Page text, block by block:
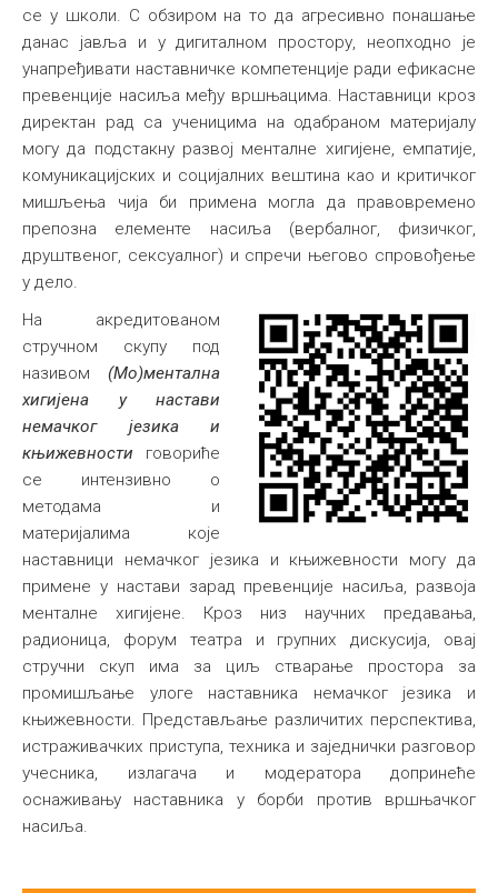
се у школи. С обзиром на то да агресивно понашање
данас јавља и у дигиталном простору, неопходно је
унапређивати наставничке компетенције ради ефикасне
превенције насиља међу вршњацима. Наставници кроз
директан рад са ученицима на одабраном материјалу
могу да подстакну развој менталне хигијене, емпатије,
комуникацијских и социјалних вештина као и критичког
мишљења чија би примена могла да правовремено
препозна елементе насиља (вербалног, физичког,
друштвеног, сексуалног) и спречи његово спровођење
у дело.
На акредитованом
стручном скупу под
називом (Мо)ментална
хигијена у настави
немачког језика и
књижевности говориће
се интензивно о
методама и
материјалима које
наставници немачког језика и књижевности могу да
примене у настави зарад превенције насиља, развоја
менталне хигијене. Кроз низ научних предавања,
радионица, форум театра и групних дискусија, овај
стручни скуп има за циљ стварање простора за
промишљање улоге наставника немачког језика и
књижевности. Представљање различитих перспектива,
истраживачких приступа, техника и заједнички разговор
учесника, излагача и модератора допринеће
оснаживању наставника у борби против вршњачког
насиља.